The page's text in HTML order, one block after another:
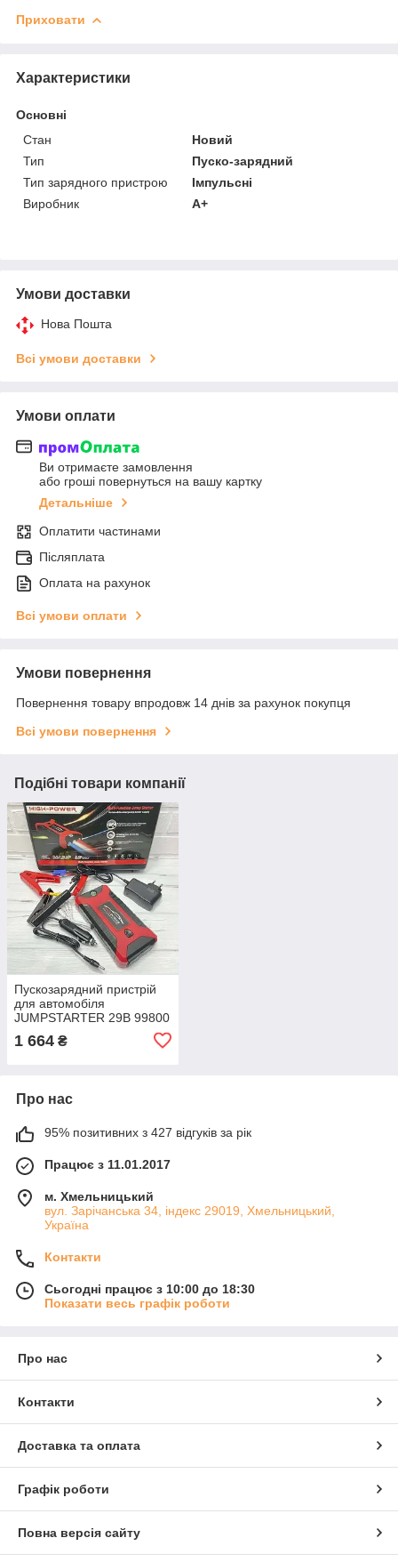
Приховати
Характеристики
Основні
Стан
Новий
Тип
Пуско-зарядний
Тип зарядного пристрою
Імпульсні
Виробник
A+
Умови доставки
Нова Пошта
Всі умови доставки
Умови оплати
Ви отримаєте замовлення
або гроші повернуться на вашу картку
Детальніше
Оплатити частинами
Післяплата
Оплата на рахунок
Всі умови оплати
Умови повернення
Повернення товару впродовж 14 днів за рахунок покупця
Всі умови повернення
Подібні товари компанії
Пускозарядний пристрій
для автомобіля
JUMPSTARTER 29B 99800
1 664 ₴
Про нас
95% позитивних з 427 відгуків за рік
Працює з 11.01.2017
м. Хмельницький
вул. Зарічанська 34, індекс 29019, Хмельницький,
Україна
Контакти
Сьогодні працює з 10:00 до 18:30
Показати весь графік роботи
Про нас
Контакти
Доставка та оплата
Графік роботи
Повна версія сайту